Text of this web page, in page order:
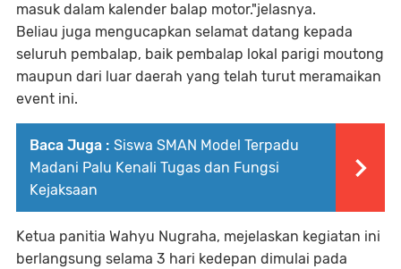
masuk dalam kalender balap motor."jelasnya.
Beliau juga mengucapkan selamat datang kepada
seluruh pembalap, baik pembalap lokal parigi moutong
maupun dari luar daerah yang telah turut meramaikan
event ini.
Baca Juga : Siswa SMAN Model Terpadu
Madani Palu Kenali Tugas dan Fungsi
Kejaksaan
Ketua panitia Wahyu Nugraha, mejelaskan kegiatan ini
berlangsung selama 3 hari kedepan dimulai pada